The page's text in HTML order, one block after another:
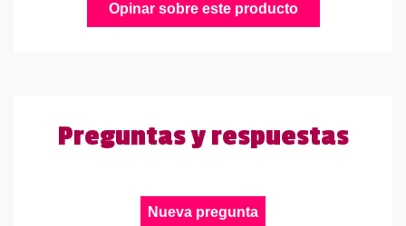
Opinar sobre este producto
Preguntas y respuestas
Nueva pregunta